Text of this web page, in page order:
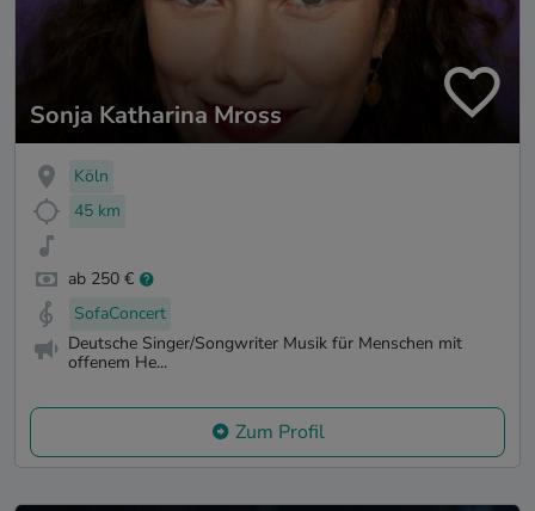
Sonja Katharina Mross
Köln
45 km
ab 250 €
SofaConcert
Deutsche Singer/Songwriter Musik für Menschen mit
offenem He...
Zum Profil